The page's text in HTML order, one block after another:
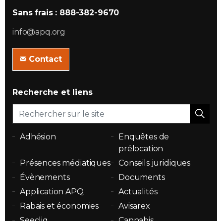
Sans frais : 888-382-9670
info@apq.org
Contact
Recherche et liens
Adhésion
Enquêtes de
prélocation
Présences médiatiques
Conseils juridiques
Évènements
Documents
Application APQ
Actualités
Rabais et économies
Avisarex